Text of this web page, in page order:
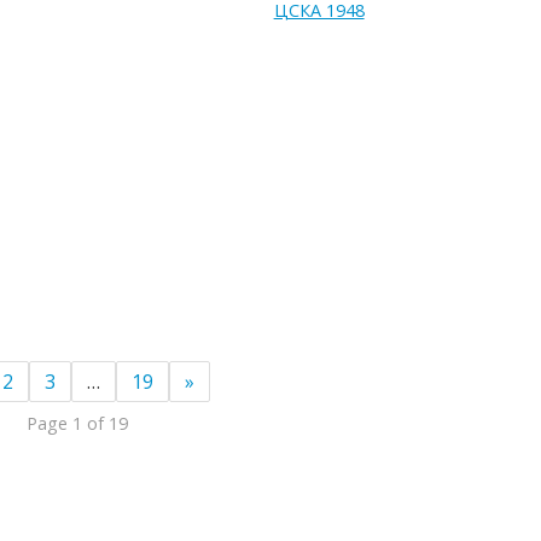
ЦСКА 1948
2 3 … 19 »
Page 1 of 19